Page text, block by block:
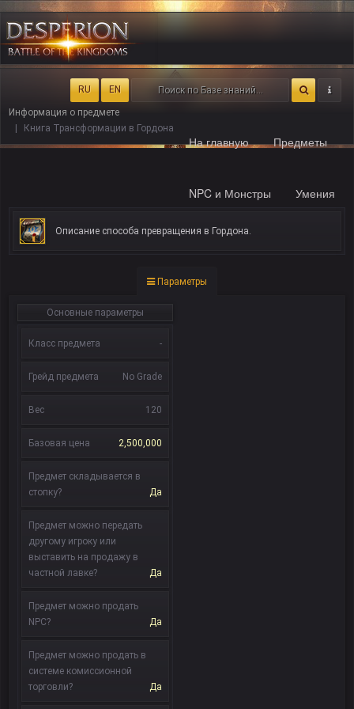
RU EN
На главную Предметы
NPC и Монстры Умения
Информация о предмете
Книга Трансформации в Гордона
Описание способа превращения в Гордона.
Параметры
Основные параметры
Класс предмета -
Грейд предмета No Grade
Вес 120
Базовая цена 2,500,000
Предмет складывается в
стопку?
Да
Предмет можно передать
другому игроку или
выставить на продажу в
частной лавке?
Да
Предмет можно продать
NPC?
Да
Предмет можно продать в
системе комиссионной
торговли?
Да